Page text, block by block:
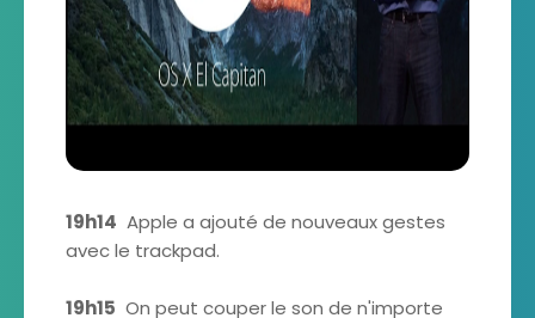
19h14 Apple a ajouté de nouveaux gestes
avec le trackpad.
19h15 On peut couper le son de n'importe